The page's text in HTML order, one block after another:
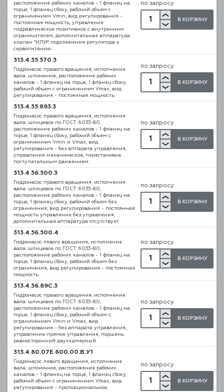
расположение рабочих каналов - 1 фланец на
торце, 1 фланец сбоку, рабочий объем с
ограничением Vmin, вид регулирования -
постоянная мощность, управление
гидравлическое позитивное с внутренним
ограничителем, дополнительная аппаратура
клапан "ИЛИ" подключения регулятора к
сервопитанию
по запросу
В КОРЗИНУ
313.4.55.570.5
Гидронасос правого вращения, исполнение
вала: шпоночное, расположение рабочих
каналов - 1 фланец на торце, 1 фланец сбоку,
рабочий объем с ограничением Vmax, вид
регулирования - постоянная мощность
по запросу
В КОРЗИНУ
313.4.55.893.3
Гидронасос правого вращения, исполнение
вала: шлицевое по ГОСТ 6033-80,
расположение рабочих каналов - 1 фланец на
торце, 1 фланец сбоку, рабочий объем с
ограничением Vmin и Vmax, вид
регулирования - без аппарата управления,
управление механическое, перестановка
поступательным движением
по запросу
В КОРЗИНУ
313.4.56.500.3
Гидронасос правого вращения, исполнение
вала: шлицевое по ГОСТ 6033-80,
расположение рабочих каналов - 1 фланец на
торце, 1 фланец сбоку, рабочий объем без
ограничения, вид регулирования - постоянная
мощность управление без управления,
дополнительная аппаратура отсутствует
по запросу
В КОРЗИНУ
313.4.56.500.4
Гидронасос левого вращения, исполнение
вала: шлицевое по ГОСТ 6033-80,
расположение рабочих каналов - 1 фланец на
торце, 1 фланец сбоку, рабочий объем без
ограничения, вид регулирования - постоянная
мощность
по запросу
В КОРЗИНУ
313.4.56.89C.3
Гидронасос правого вращения, исполнение
вала: шлицевое по ГОСТ 6033-80,
расположение рабочих каналов - 1 фланец на
торце, 1 фланец сбоку, рабочий объем с
ограничением Vmin и Vmax, вид
регулирования - без аппарата управления,
управление прямое управление, поршень
равносторонний двухкамерный
по запросу
В КОРЗИНУ
313.4.80.07E.600.00.B.У1
Гидронасос левого вращения, исполнение
вала: шпоночное, расположение рабочих
каналов - 1 фланец на торце, 1 фланец сбоку,
рабочий объем с ограничением Vmax, вид
регулирования - пропорциональное,
по запросу
В КОРЗИНУ